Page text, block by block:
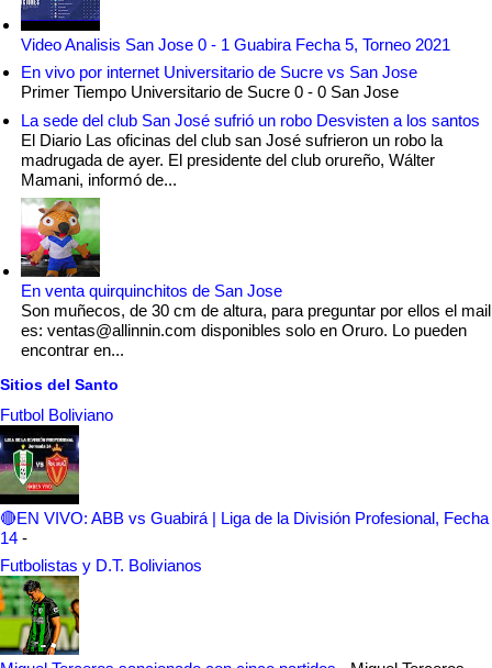
Video Analisis San Jose 0 - 1 Guabira Fecha 5, Torneo 2021
En vivo por internet Universitario de Sucre vs San Jose
Primer Tiempo Universitario de Sucre 0 - 0 San Jose
La sede del club San José sufrió un robo Desvisten a los santos
El Diario Las oficinas del club san José sufrieron un robo la
madrugada de ayer. El presidente del club orureño, Wálter
Mamani, informó de...
En venta quirquinchitos de San Jose
Son muñecos, de 30 cm de altura, para preguntar por ellos el mail
es: ventas@allinnin.com disponibles solo en Oruro. Lo pueden
encontrar en...
Sitios del Santo
Futbol Boliviano
🔴EN VIVO: ABB vs Guabirá | Liga de la División Profesional, Fecha
14 -
Futbolistas y D.T. Bolivianos